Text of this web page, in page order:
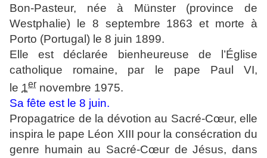
Bon-Pasteur, née à Münster (province de
Westphalie) le 8 septembre 1863 et morte à
Porto (Portugal) le 8 juin 1899.
Elle est déclarée bienheureuse de l’Église
catholique romaine, par le pape Paul VI,
le 1er novembre 1975.
Sa fête est le 8 juin.
Propagatrice de la dévotion au Sacré-Cœur, elle
inspira le pape Léon XIII pour la consécration du
genre humain au Sacré-Cœur de Jésus, dans